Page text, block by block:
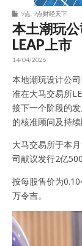
9点 9点财经天下
本土潮玩
LEAP上市
14/04/2026
本地潮玩设计公
准在大马交易所
接下一个阶段的
的核准顾问及持续
大马交易所于本
司献议发行2亿
按每股售价为
万令吉。